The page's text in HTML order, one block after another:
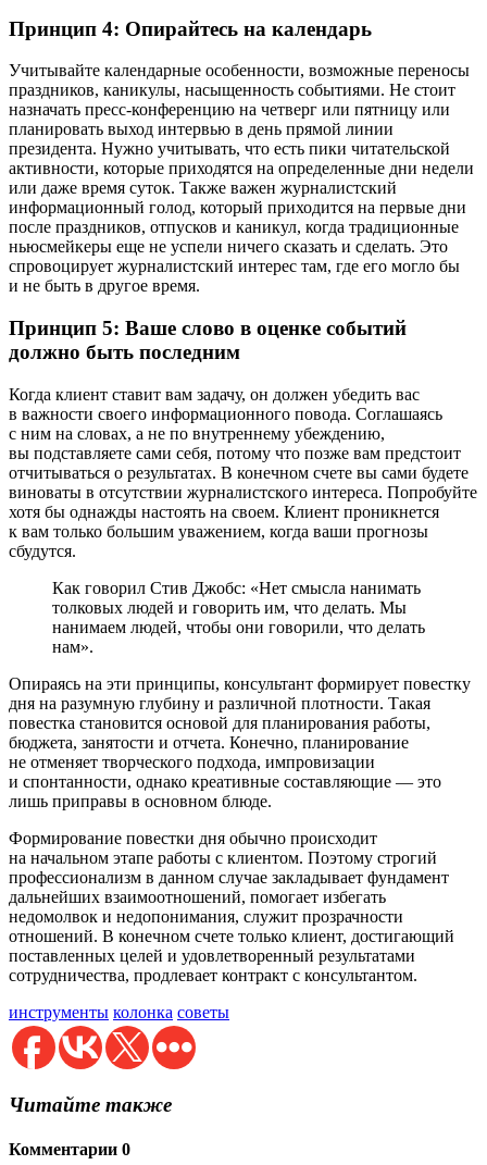
Принцип 4: Опирайтесь на календарь
Учитывайте календарные особенности, возможные переносы
праздников, каникулы, насыщенность событиями. Не стоит
назначать пресс-конференцию на четверг или пятницу или
планировать выход интервью в день прямой линии
президента. Нужно учитывать, что есть пики читательской
активности, которые приходятся на определенные дни недели
или даже время суток. Также важен журналистский
информационный голод, который приходится на первые дни
после праздников, отпусков и каникул, когда традиционные
ньюсмейкеры еще не успели ничего сказать и сделать. Это
спровоцирует журналистский интерес там, где его могло бы
и не быть в другое время.
Принцип 5: Ваше слово в оценке событий
должно быть последним
Когда клиент ставит вам задачу, он должен убедить вас
в важности своего информационного повода. Соглашаясь
с ним на словах, а не по внутреннему убеждению,
вы подставляете сами себя, потому что позже вам предстоит
отчитываться о результатах. В конечном счете вы сами будете
виноваты в отсутствии журналистского интереса. Попробуйте
хотя бы однажды настоять на своем. Клиент проникнется
к вам только большим уважением, когда ваши прогнозы
сбудутся.
Как говорил Стив Джобс: «Нет смысла нанимать
толковых людей и говорить им, что делать. Мы
нанимаем людей, чтобы они говорили, что делать
нам».
Опираясь на эти принципы, консультант формирует повестку
дня на разумную глубину и различной плотности. Такая
повестка становится основой для планирования работы,
бюджета, занятости и отчета. Конечно, планирование
не отменяет творческого подхода, импровизации
и спонтанности, однако креативные составляющие — это
лишь приправы в основном блюде.
Формирование повестки дня обычно происходит
на начальном этапе работы с клиентом. Поэтому строгий
профессионализм в данном случае закладывает фундамент
дальнейших взаимоотношений, помогает избегать
недомолвок и недопонимания, служит прозрачности
отношений. В конечном счете только клиент, достигающий
поставленных целей и удовлетворенный результатами
сотрудничества, продлевает контракт с консультантом.
инструменты колонка советы
Читайте также
Комментарии 0